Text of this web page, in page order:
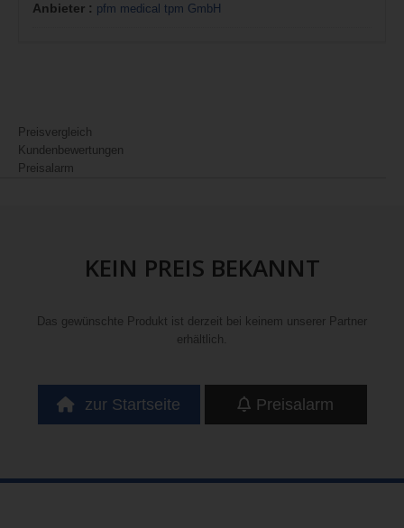
Anbieter : pfm medical tpm GmbH
Preisvergleich
Kundenbewertungen
Preisalarm
KEIN PREIS BEKANNT
Das gewünschte Produkt ist derzeit bei keinem unserer Partner
erhältlich.
zur Startseite Preisalarm